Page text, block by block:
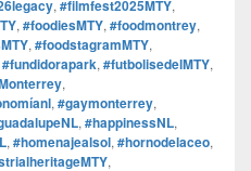
, #filmfest2025MTY,
, #foodiesMTY, #foodmontrey,
, #foodstagramMTY,
#fundidorapark, #futbolisedelMTY,
,
, #gaymonterrey,
, #happinessNL,
, #homenajealsol, #hornodelaceo,
,